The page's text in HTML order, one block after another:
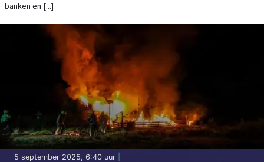
banken en [...]
5 september 2025, 6:40 uur